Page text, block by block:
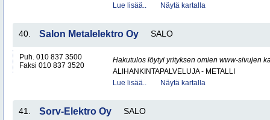
Lue lisää..
Näytä kartalla
40. Salon Metalelektro Oy SALO
Puh. 010 837 3500
Faksi 010 837 3520
Hakutulos löytyi yrityksen omien www-sivujen
ALIHANKINTAPALVELUJA - METALLI
Lue lisää..
Näytä kartalla
41. Sorv-Elektro Oy SALO